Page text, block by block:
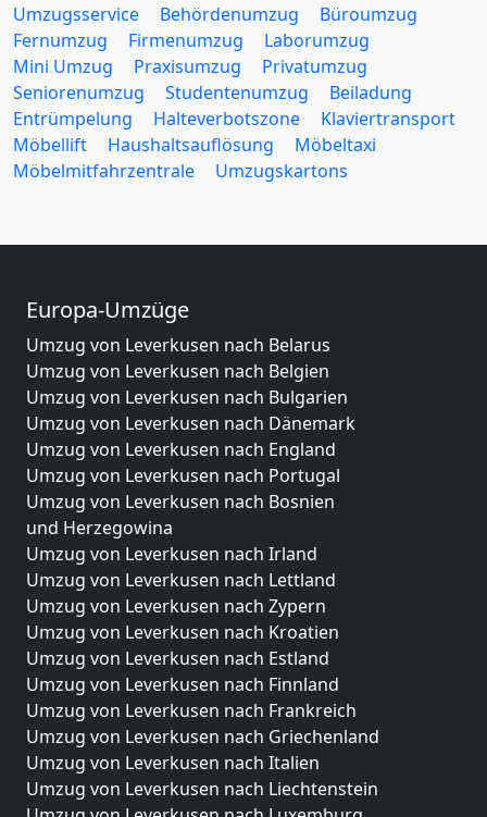
Umzugsservice Behördenumzug
Büroumzug
Fernumzug
Firmenumzug
Laborumzug
Mini Umzug
Praxisumzug
Privatumzug
Seniorenumzug
Studentenumzug
Beiladung
Entrümpelung
Halteverbotszone
Klaviertransport
Möbellift
Haushaltsauflösung
Möbeltaxi
Möbelmitfahrzentrale
Umzugskartons
Europa-Umzüge
Umzug von Leverkusen nach Belarus
Umzug von Leverkusen nach Belgien
Umzug von Leverkusen nach Bulgarien
Umzug von Leverkusen nach Dänemark
Umzug von Leverkusen nach England
Umzug von Leverkusen nach Portugal
Umzug von Leverkusen nach Bosnien
und Herzegowina
Umzug von Leverkusen nach Irland
Umzug von Leverkusen nach Lettland
Umzug von Leverkusen nach Zypern
Umzug von Leverkusen nach Kroatien
Umzug von Leverkusen nach Estland
Umzug von Leverkusen nach Finnland
Umzug von Leverkusen nach Frankreich
Umzug von Leverkusen nach Griechenland
Umzug von Leverkusen nach Italien
Umzug von Leverkusen nach Liechtenstein